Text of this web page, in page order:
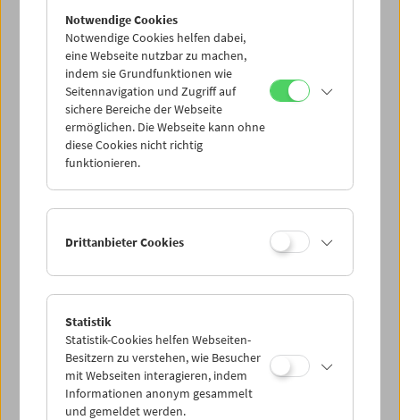
Fr 26.6.
Sa 27.6.
So 28.6.
PROGRAMM ÜBERBLICK
Notwendige Cookies
Notwendige Cookies helfen dabei,
eine Webseite nutzbar zu machen,
indem sie Grundfunktionen wie
Seitennavigation und Zugriff auf
sichere Bereiche der Webseite
ermöglichen. Die Webseite kann ohne
diese Cookies nicht richtig
funktionieren.
Drittanbieter Cookies
Statistik
Statistik-Cookies helfen Webseiten-
Besitzern zu verstehen, wie Besucher
mit Webseiten interagieren, indem
Informationen anonym gesammelt
und gemeldet werden.